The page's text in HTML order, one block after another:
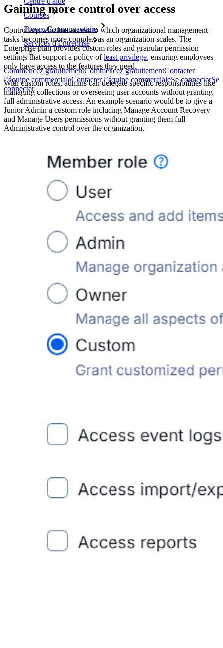
Courses
Forum Communautaire
Services d'Entreprise
Commencez gratuitementCommencez gratuitementContacter
l’équipe commercialeContacter l’équipe commercialeSe connecterSe
connecter
Gaining more control over access
Controlling who has access to which organizational management
tasks becomes more complex as an organization scales. The
Enterprise plan provides custom roles and granular permission
settings that support a policy ofleast privilege, ensuring employees
only have access to the features they need.
With custom roles, admins can delegate specific responsibilities like
managing collections or overseeing user accounts without granting
full administrative access. An example scenario would be to give a
Junior Admin a custom role including Manage Account Recovery
and Manage Users permissions without granting them full
Administrative control over the organization.